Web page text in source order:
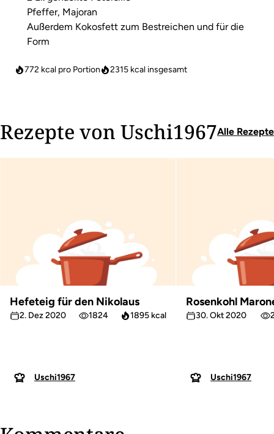
Pfeffer, Majoran
Außerdem Kokosfett zum Bestreichen und für die
Form
772 kcal pro Portion 2315 kcal insgesamt
Rezepte von Uschi1967Alle Rezepte
Hefeteig für den Nikolaus
2. Dez 2020 1824 1895 kcal
Uschi1967
Rosenkohl
30. Okt 2020
Uschi1967